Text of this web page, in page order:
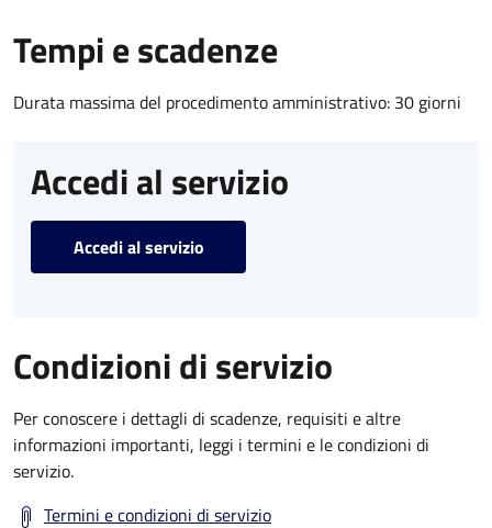
Tempi e scadenze
Durata massima del procedimento amministrativo: 30 giorni
Accedi al servizio
Accedi al servizio
Condizioni di servizio
Per conoscere i dettagli di scadenze, requisiti e altre
informazioni importanti, leggi i termini e le condizioni di
servizio.
Termini e condizioni di servizio